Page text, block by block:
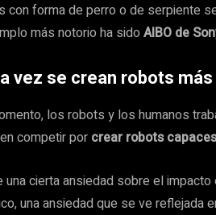
con forma de perro o de serpiente
más notorio ha sido AIBO de
vez se crean robots
los robots y los humanos
competir por crear robots
una cierta ansiedad sobre el
una ansiedad que se ve reflejada